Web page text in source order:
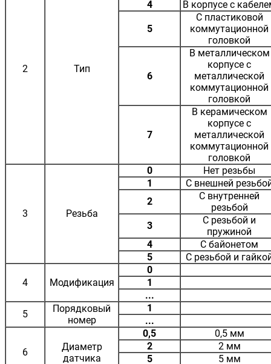
2 Тип
4 В корпусе с
5
С пластиковой
коммутационной
головкой
6
В металлическом
корпусе с
металлической
коммутационной
головкой
7
В керамическом
корпусе с
металлической
коммутационной
головкой
3 Резьба
0
Нет резьбы
1
С внешней
2
С внутренней
резьбой
3
С резьбой и
пружиной
4
С байонетом
5
С резьбой и
4 Модификация
0
1
...
5
Порядковый
номер
1
...
6
Диаметр
датчика
0,5
0,5 мм
2
2 мм
5
5 мм